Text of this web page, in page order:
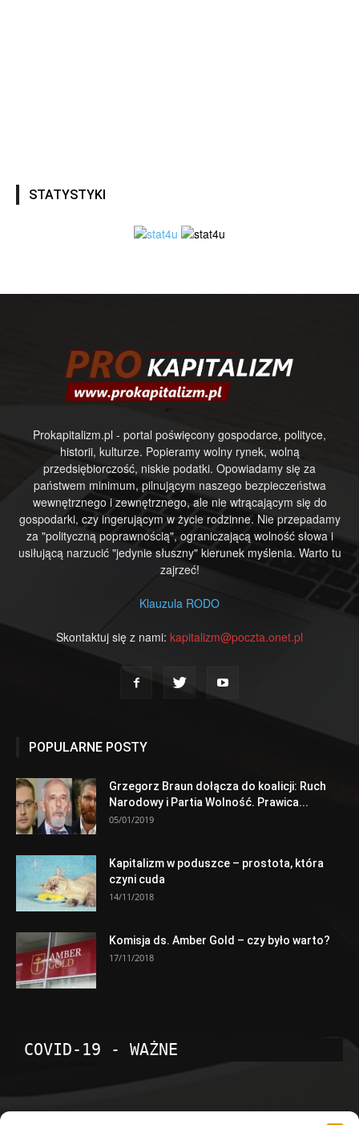
STATYSTYKI
Prokapitalizm.pl - portal poświęcony gospodarce, polityce,
historii, kulturze. Popieramy wolny rynek, wolną
przedsiębiorczość, niskie podatki. Opowiadamy się za
państwem minimum, pilnującym naszego bezpieczeństwa
wewnętrznego i zewnętrznego, ale nie wtrącającym się do
gospodarki, czy ingerującym w życie rodzinne. Nie przepadamy
za "polityczną poprawnością", ograniczającą wolność słowa i
usiłującą narzucić "jedynie słuszny" kierunek myślenia. Warto tu
zajrzeć!
Klauzula RODO
Skontaktuj się z nami: kapitalizm@poczta.onet.pl
POPULARNE POSTY
Grzegorz Braun dołącza do koalicji: Ruch
Narodowy i Partia Wolność. Prawica...
05/01/2019
Kapitalizm w poduszce – prostota, która
czyni cuda
14/11/2018
Komisja ds. Amber Gold – czy było warto?
17/11/2018
COVID-19 - WAŻNE